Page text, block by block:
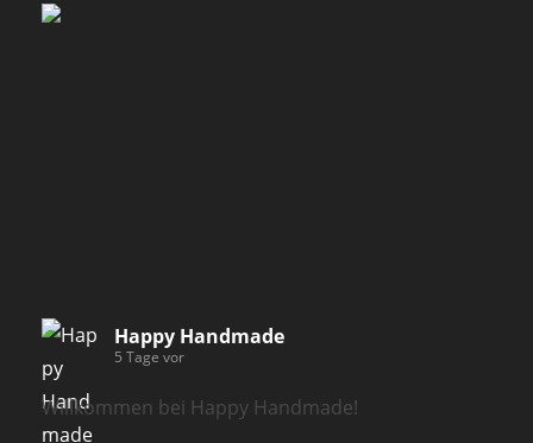
Happy Handmade
5 Tage vor
Willkommen bei Happy Handmade!